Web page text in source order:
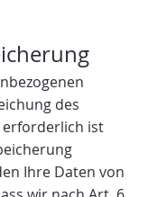
des
erforderlich ist
Ihre Daten von